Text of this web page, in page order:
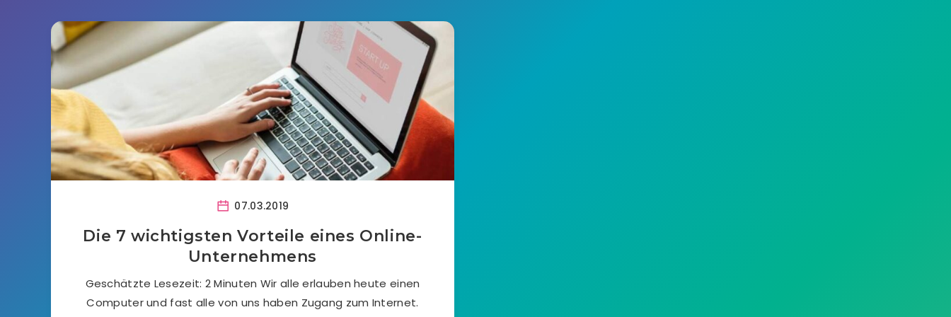
07.03.2019
Die 7 wichtigsten Vorteile eines Online-
Unternehmens
Geschätzte Lesezeit: 2 Minuten Wir alle erlauben heute einen
Computer und fast alle von uns haben Zugang zum Internet.